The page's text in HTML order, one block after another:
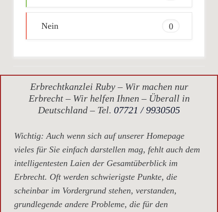
Nein 0
Erbrechtkanzlei Ruby – Wir machen nur
Erbrecht – Wir helfen Ihnen – Überall in
Deutschland – Tel. 07721 / 9930505
Wichtig: Auch wenn sich auf unserer Homepage
vieles für Sie einfach darstellen mag, fehlt auch dem
intelligentesten Laien der Gesamtüberblick im
Erbrecht. Oft werden schwierigste Punkte, die
scheinbar im Vordergrund stehen, verstanden,
grundlegende andere Probleme, die für den